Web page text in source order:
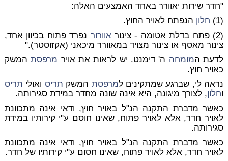
"חדר שירות יאוורר באחד האמצעים האלה:
(1)
חלון הנפתח לאויר החוץ.
(2) פתח בדלת אטומה - צינור
אוורור נפרד פתוח בכיוון אחד,
צינור מאסף או צינור מצויד במאוורר מיכאני (אקזוסטר)."
לדעת המומחה ה' דימנט. יש לראות את אויר מרפסתהמשק
כאויר חוץ.
נראה לי, שברגע שמתקינים למרפסת המשק תריס ואולי תריס
וחלון, לצורך מיגונה, היא אינה שונה מחדר במידת סגירותה.
כאשר מדברת התקנה הנ"ל באויר חוץ, ודאי אינה מתכוונת
לאויר חדר, אלא לאויר פתוח, שאינו חוסם ע"י קירותיו במידת
סגירותה.
כאשר מדברת התקנה הנ"ל באויר חוץ, ודאי אינה מתכוונת
לאויר חדר, אלא לאויר פתוח, שאינו חסום ע"י קירותיו של חדר.